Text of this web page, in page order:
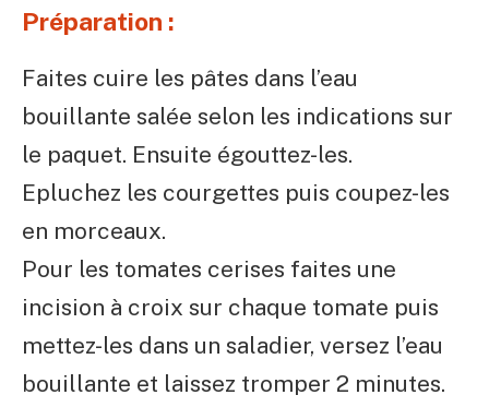
Préparation :
Faites cuire les pâtes dans l’eau
bouillante salée selon les indications sur
le paquet. Ensuite égouttez-les.
Epluchez les courgettes puis coupez-les
en morceaux.
Pour les tomates cerises faites une
incision à croix sur chaque tomate puis
mettez-les dans un saladier, versez l’eau
bouillante et laissez tromper 2 minutes.